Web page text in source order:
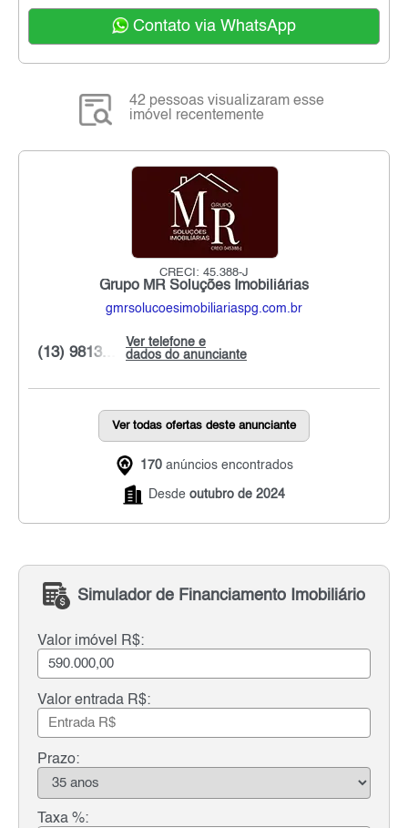
Contato via WhatsApp
42 pessoas visualizaram esse
imóvel recentemente
CRECI: 45.388-J
Grupo MR Soluções Imobiliárias
gmrsolucoesimobiliariaspg.com.br
Ver telefone e
dados do anunciante
(13) 9813...
Ver todas ofertas deste anunciante
170 anúncios encontrados
Desde outubro de 2024
Simulador de Financiamento Imobiliário
Valor imóvel R$:
Valor entrada R$:
Prazo:
Taxa %: